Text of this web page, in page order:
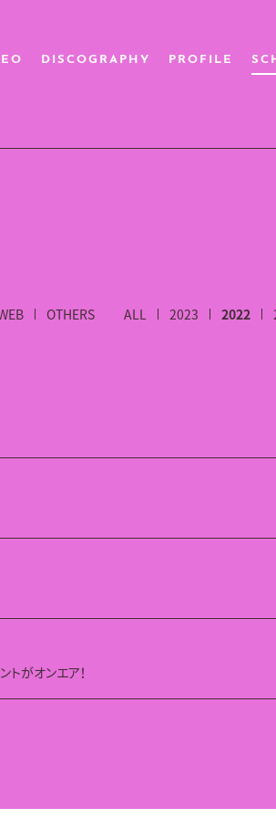
DISCOGRAPHY PROFILE
OTHERS ALL 2023 2022
トがオンエア！